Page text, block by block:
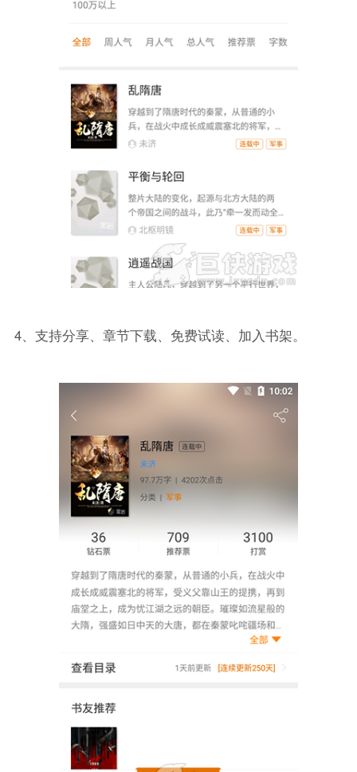
4、支持分享、章节下载、免费试读、加入书架。